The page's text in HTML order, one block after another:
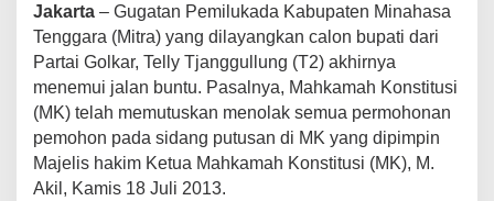
K
,
J
a
m
e
s
S
u
m
Jakarta – Gugatan Pemilukada Kabupaten Minahasa
Tenggara (Mitra) yang dilayangkan calon bupati dari
Partai Golkar, Telly Tjanggullung (T2) akhirnya
menemui jalan buntu. Pasalnya, Mahkamah Konstitusi
(MK) telah memutuskan menolak semua permohonan
pemohon pada sidang putusan di MK yang dipimpin
Majelis hakim Ketua Mahkamah Konstitusi (MK), M.
Akil, Kamis 18 Juli 2013.